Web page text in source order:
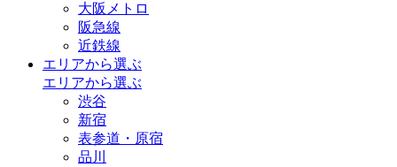
大阪メトロ
阪急線
近鉄線
エリアから選ぶ
エリアから選ぶ
渋谷
新宿
表参道・原宿
品川